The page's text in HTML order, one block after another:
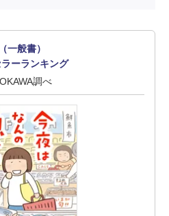
一般書）
ーランキング
調べ